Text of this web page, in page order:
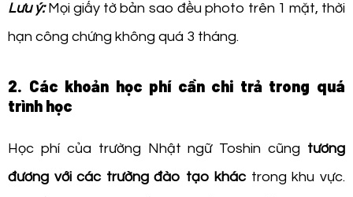
Lưu ý:Mọi giấy tờ bản sao đều photo trên 1 mặt, thời
hạn công chứng không quá 3 tháng.
2. Các khoản học phí cần chi trả trong quá
trình học
Học phí của trường Nhật ngữ Toshin cũng tương
đương với các trường đào tạo kháctrong khu vực.